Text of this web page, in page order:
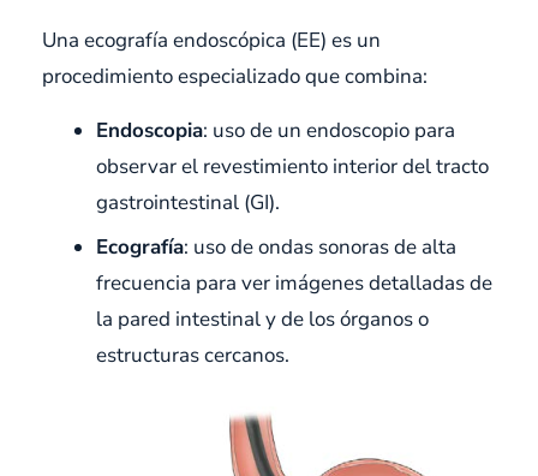
Una ecografía endoscópica (EE) es un
procedimiento especializado que combina:
Endoscopia: uso de un endoscopio para
observar el revestimiento interior del tracto
gastrointestinal (GI).
Ecografía: uso de ondas sonoras de alta
frecuencia para ver imágenes detalladas de
la pared intestinal y de los órganos o
estructuras cercanos.